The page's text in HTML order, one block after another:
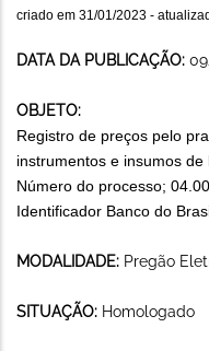
criado em 31/01/2023 -
DATA DA PUBLICAÇÃO:
OBJETO:
Registro de preços pelo
instrumentos e insumos de
Número do processo;
Identificador Banco do
MODALIDADE: Pregão
SITUAÇÃO: Homologado